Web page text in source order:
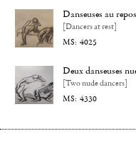
Danseuses au repos
[Dancers at rest]
4025
Deux danseuses
[Two nude dancers]
4330